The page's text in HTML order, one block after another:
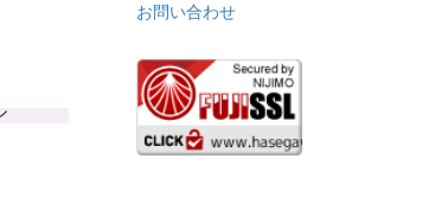
お問い合わせ